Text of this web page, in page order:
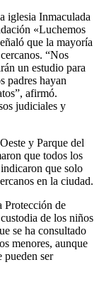
iglesia Inmaculada
«Luchemos
que la mayoría
“Nos
un estudio para
padres hayan
afirmó.
judiciales y
y Parque del
que todos los
que solo
en la ciudad.
Protección de
de los niños
se ha consultado
menores, aunque
ser